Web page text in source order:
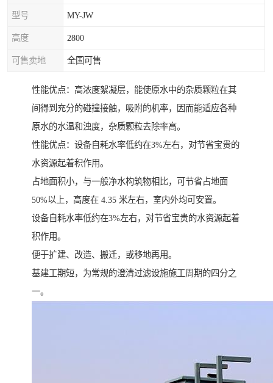
型号 MY-JW
高度 2800
可售卖地 全国可售
性能优点：高浓度絮凝层，能使原水中的杂质颗粒在其
间得到充分的碰撞接触，吸附的机率，因而能适应各种
原水的水温和浊度，杂质颗粒去除率高。
性能优点：设备自耗水率低约在3%左右，对节省宝贵的
水资源起着积作用。
占地面积小，与一般净水构筑物相比，可节省占地面
50%以上，高度在 4.35 米左右，室内外均可安置。
设备自耗水率低约在3%左右，对节省宝贵的水资源起着
积作用。
便于扩建、改造、搬迁，或移地再用。
基建工期短，为常规的澄清过滤设施施工周期的四分之
一。